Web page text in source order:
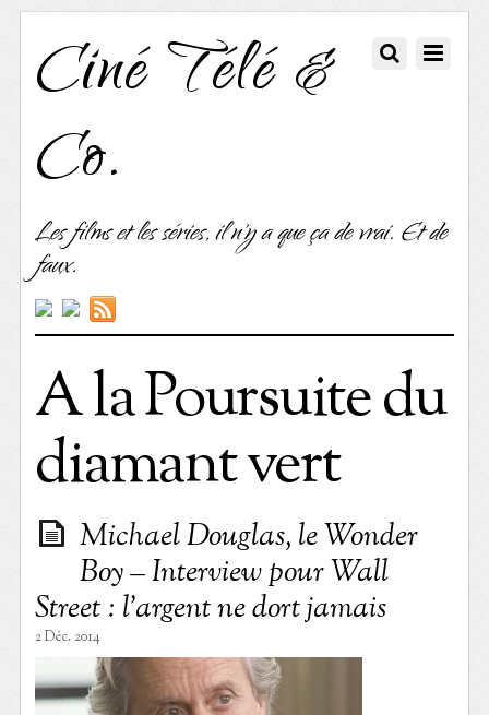
Ciné Télé &
Co.
Les films et les séries, il n'y a que ça de vrai. Et de
faux.
A la Poursuite du
diamant vert
Michael Douglas, le Wonder
Boy – Interview pour Wall
Street : l’argent ne dort jamais
2 Déc. 2014